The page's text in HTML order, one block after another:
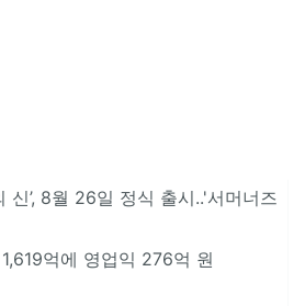
신’, 8월 26일 정식 출시..'서머너즈
억에 영업익 276억 원